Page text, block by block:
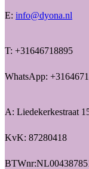
E: info@dyona.nl
T: +31646718895
WhatsApp:
A: Liedekerkestraat
KvK: 87280418